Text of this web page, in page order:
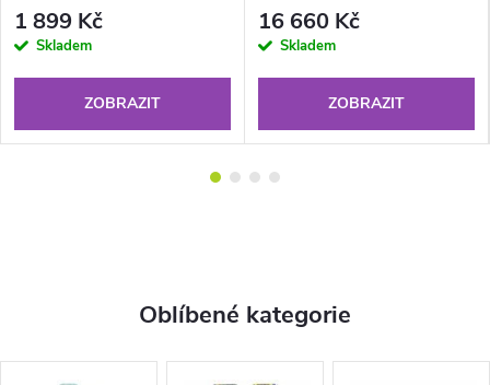
1 899 Kč
Skladem
ZOBRAZIT
16 660 Kč
Skladem
ZOBRAZIT
Oblíbené kategorie